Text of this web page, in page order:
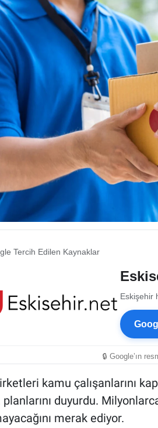
Tercih Edilen Kaynaklar
Eskişehir
🔒 Google’ın
kamu çalışanlarını
planlarını duyurdu.
merak ediyor.
ECZANELER
Saatleri
Saatleri